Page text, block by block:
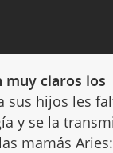
muy claros los
sus hijos les
y se la
mamás Aries: